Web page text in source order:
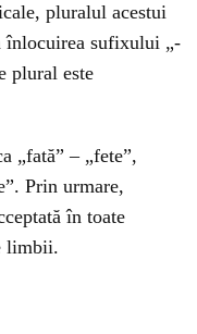
pluralul acestui
înlocuirea sufixului „-
plural este
„fată” – „fete”,
Prin urmare,
în toate
limbii.